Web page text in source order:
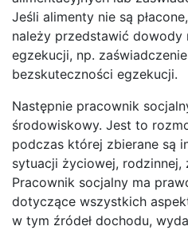
Jeśli alimenty nie są
należy przedstawić
egzekucji, np.
bezskuteczności egzekucji.
Następnie pracownik
środowiskowy. Jest to
podczas której zbierane są
sytuacji życiowej, rodzinnej,
Pracownik socjalny ma
dotyczące wszystkich
w tym źródeł dochodu,